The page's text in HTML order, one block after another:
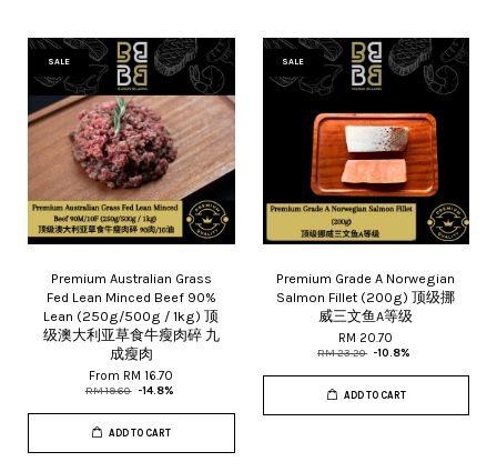
SALE
Premium Australian Grass
Fed Lean Minced Beef 90%
Lean (250g/500g / 1kg) 顶
级澳大利亚草食牛瘦肉碎 九
成瘦肉
From RM 16.70
RM 19.60 -14.8%
ADD TO CART
SALE
Premium Grade A Norwegian
Salmon Fillet (200g) 顶级挪
威三文鱼A等级
RM 20.70
RM 23.20 -10.8%
ADD TO CART